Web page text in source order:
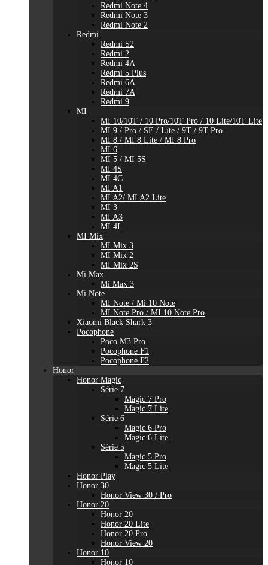
Redmi Note 4
Redmi Note 3
Redmi Note 2
Redmi
Redmi S2
Redmi 2
Redmi 4A
Redmi 5 Plus
Redmi 6A
Redmi 7A
Redmi 9
MI
MI 10/10T / 10 Pro/10T Pro / 10 Lite/10T Lite
MI 9 / Pro / SE / Lite / 9T / 9T Pro
MI 8 / MI 8 Lite / MI 8 Pro
MI 6
MI 5 / MI 5S
MI 4S
MI 4C
MI A1
MI A2/ MI A2 Lite
MI 3
MI A3
MI 4I
MI Mix
MI Mix 3
MI Mix 2
MI Mix 2S
Mi Max
Mi Max 3
Mi Note
MI Note / Mi 10 Note
MI Note Pro / MI 10 Note Pro
Xiaomi Black Shark 3
Pocophone
Poco M3 Pro
Pocophone F1
Pocophone F2
Honor
Honor Magic
Série 7
Magic 7 Pro
Magic 7 Lite
Série 6
Magic 6 Pro
Magic 6 Lite
Série 5
Magic 5 Pro
Magic 5 Lite
Honor Play
Honor 30
Honor View 30 / Pro
Honor 20
Honor 20
Honor 20 Lite
Honor 20 Pro
Honor View 20
Honor 10
Honor 10